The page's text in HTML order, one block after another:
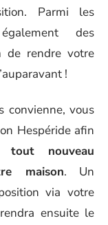
Parmi les
des
de rendre votre
!
convienne, vous
Hespéride afin
tout nouveau
maison. Un
via votre
ensuite le